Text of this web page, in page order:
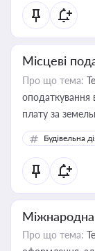
Місцеві
Про що тема:
оподаткування
Будівельна
Міжнародна
Про що тема: